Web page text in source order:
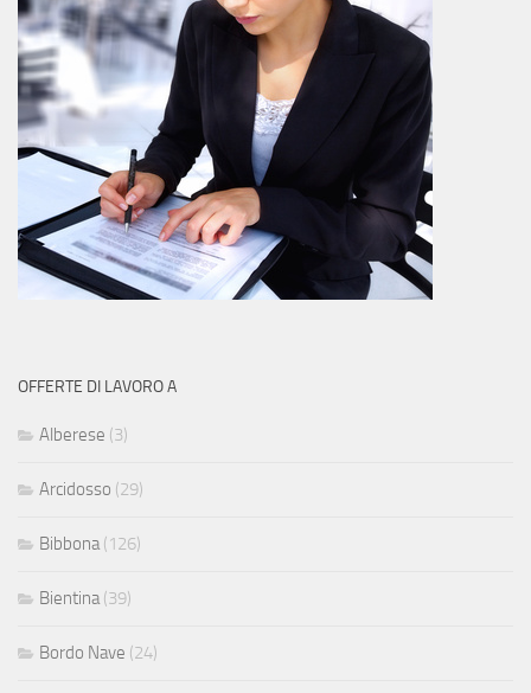
OFFERTE DI LAVORO A
Alberese (3)
Arcidosso (29)
Bibbona (126)
Bientina (39)
Bordo Nave (24)